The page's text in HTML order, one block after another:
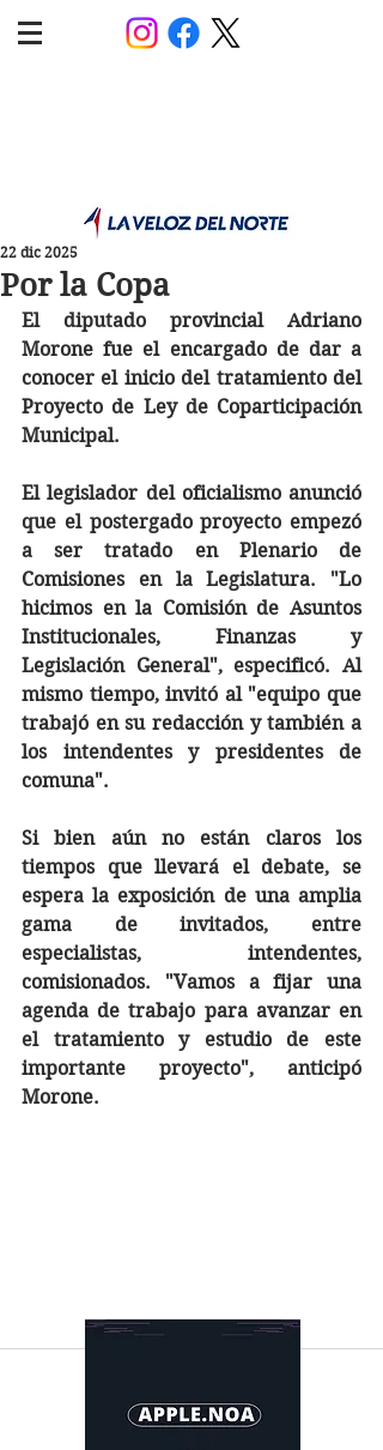
Por la Copa
22 dic 2025
El diputado provincial Adriano
Morone fue el encargado de dar a
conocer el inicio del tratamiento del
Proyecto de Ley de Coparticipación
Municipal.
El legislador del oficialismo anunció
que el postergado proyecto empezó
a ser tratado en Plenario de
Comisiones en la Legislatura. "Lo
hicimos en la Comisión de Asuntos
Institucionales, Finanzas y
Legislación General", especificó. Al
mismo tiempo, invitó al "equipo que
trabajó en su redacción y también a
los intendentes y presidentes de
comuna".
Si bien aún no están claros los
tiempos que llevará el debate, se
espera la exposición de una amplia
gama de invitados, entre
especialistas, intendentes,
comisionados. "Vamos a fijar una
agenda de trabajo para avanzar en
el tratamiento y estudio de este
importante proyecto", anticipó
Morone.